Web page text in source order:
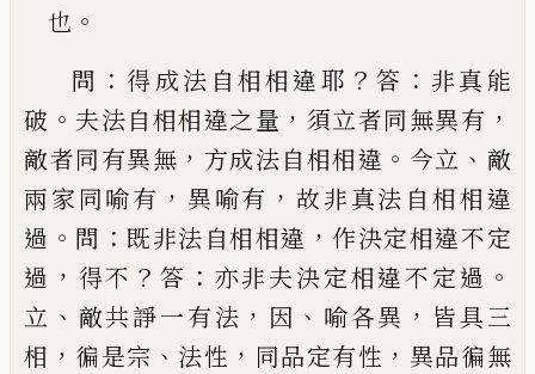
也 。
問 ： 得成法自相相違耶 ？ 答 ： 非真能
破 。 夫法自相相違之量 ， 須立者同無異有 ，
敵者同有異無 ， 方成法自相相違 。 今立 、 敵
兩家同喻有 ， 異喻有 ， 故非真法自相相違
過 。 問 ： 既非法自相相違 ， 作決定相違不定
過 ， 得不 ？ 答 ： 亦非夫決定相違不定過 。
立 、 敵共諍一有法 ， 因 、 喻各異 ， 皆具三
相 ， 徧是宗 、 法性 ， 同品定有性 ， 異品徧無